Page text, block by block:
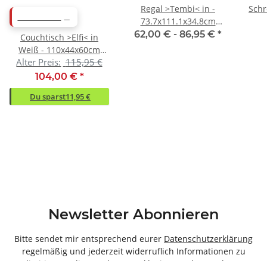
Couchtisch >Elfi< in
Weiß - 110x44x60cm
(BxHxT)
Alter Preis: 115,95 €
104,00 € *
Du sparst11,95 €
Regal >Tembi< in -
73.7x111.1x34.8cm
(BxHxT)
62,00 € - 86,95 € *
Newsletter Abonnieren
Bitte sendet mir entsprechend eurer Datenschutzerklärung
regelmäßig und jederzeit widerruflich Informationen zu